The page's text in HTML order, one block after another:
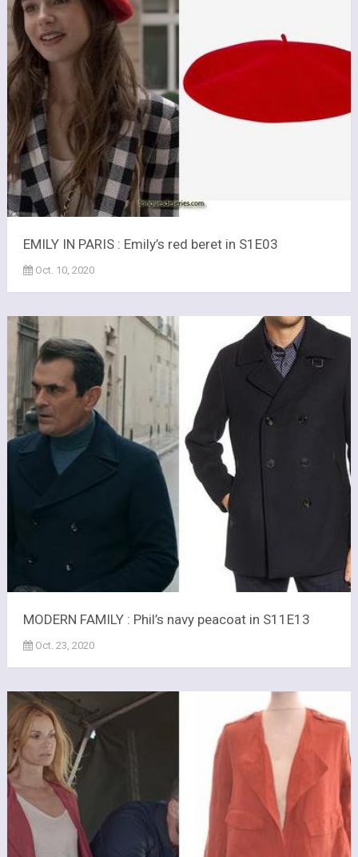
EMILY IN PARIS : Emily’s red beret in S1E03
Oct. 10, 2020
MODERN FAMILY : Phil’s navy peacoat in S11E13
Oct. 23, 2020